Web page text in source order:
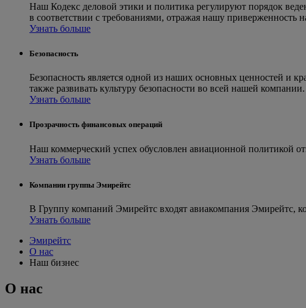
Наш Кодекс деловой этики и политика регулируют порядок
в соответствии с требованиями, отражая нашу приверженность
Узнать больше
Безопасность
Безопасность является одной из наших основных ценностей и
также развивать культуру безопасности во всей нашей компании.
Узнать больше
Прозрачность финансовых операций
Наш коммерческий успех обусловлен авиационной политикой
Узнать больше
Компании группы Эмирейтс
В Группу компаний Эмирейтс входят авиакомпания Эмирейтс,
Узнать больше
Эмирейтс
О нас
Наш бизнес
О нас